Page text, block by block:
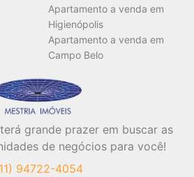
Apartamento a venda em
Higienópolis
Apartamento a venda em
Campo Belo
grande prazer em buscar as
de negócios para você!
94722-4054